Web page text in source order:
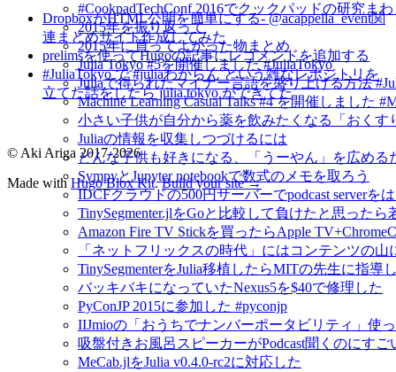
#CookpadTechConf 2016でクックパッドの研究ま
2015年を振り返って
2015年に買ってよかった物まとめ
Julia Tokyo #5を開催しました #JuliaTokyo
Juliaで得られたマイナー言語を盛り上げる方法
Machine Learning Casual Talks #4 を開催しました
小さい子供が自分から薬を飲みたくなる「おくす
Juliaの情報を収集しつづけるには
どんな子供も好きになる、「うーやん」を広める
SympyとJupyter notebookで数式のメモを取ろう
IDCFクラウドの500円サーバーでpodcast serverを
TinySegmenter.jlをGoと比較して負けたと思った
Amazon Fire TV Stickを買ったらApple
「ネットフリックスの時代」にはコンテンツの
TinySegmenterをJulia移植したらMITの先生に指導
バッキバキになっていたNexus5を$40で修理した
PyConJP 2015に参加した #pyconjp
IIJmioの「おうちでナンバーポータビリティ」使
吸盤付きお風呂スピーカーがPodcast聞くのにすご
MeCab.jlをJulia v0.4.0-rc2に対応した
DropboxがHTML公開を簡単にする- @acappella_event関
連まとめサイト作成してみた
prelimsを使ってHugoの記事にレコメンドを追加する
#JuliaTokyo で #juliaわからん という雑なレポジトリを
立てた話をしたら julia.tokyo ができてた
© Aki Ariga 2017-2026
Made withHugo Blox Kit.Build your site →